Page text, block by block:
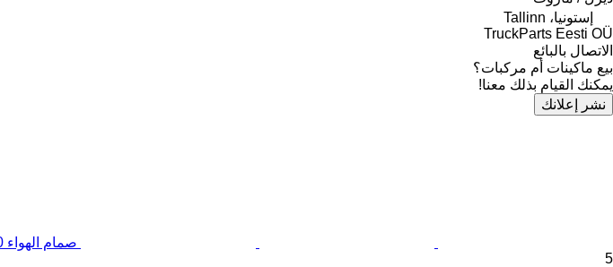
إستونيا، Tallinn
TruckParts Eesti OÜ
الاتصال بالبائع
بيع ماكينات أم مركبات؟
يمكنك القيام بذلك معنا!
نشر إعلانك
صمام الهواء WABCO 4728800000 لـ السيارات القاطرة Mercedes-Benz ASctors, Atego, Axor, Econic
5